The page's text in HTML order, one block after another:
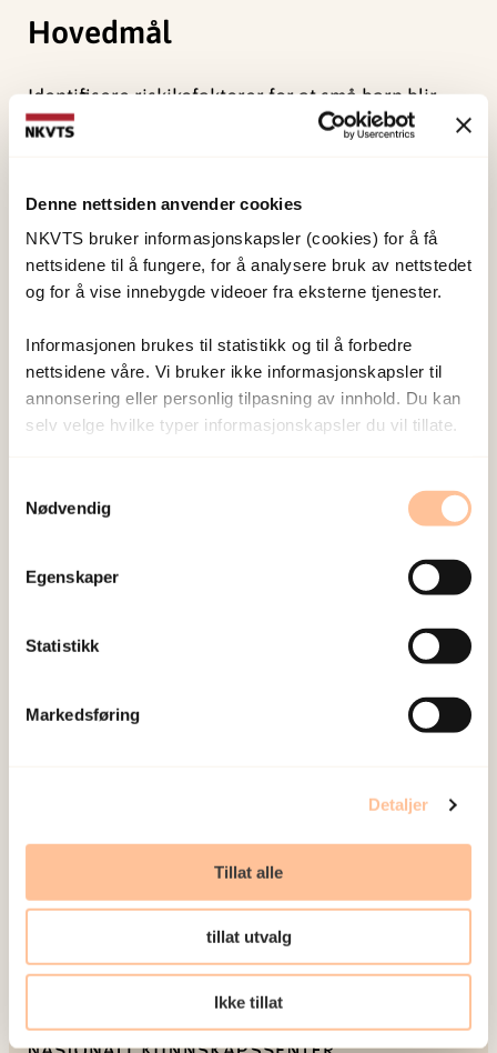
Denne nettsiden anvender cookies
NKVTS bruker informasjonskapsler (cookies) for å få
nettsidene til å fungere, for å analysere bruk av nettstedet
og for å vise innebygde videoer fra eksterne tjenester.
Informasjonen brukes til statistikk og til å forbedre
nettsidene våre. Vi bruker ikke informasjonskapsler til
annonsering eller personlig tilpasning av innhold. Du kan
selv velge hvilke typer informasjonskapsler du vil tillate.
Nødvendig
Egenskaper
Statistikk
Markedsføring
Detaljer
Tillat alle
tillat utvalg
Ikke tillat
Hovedmål
Identifisere riskikofaktorer for at små barn blir
utsatt for skade. Arbeidet inngår i en dr
UiO.
Metode
Mor og Barn undersøkelsen ved
Folkehelseinstituttet.
prosjektet
Vi sender deg en e-post når vi legger til nye
E-post